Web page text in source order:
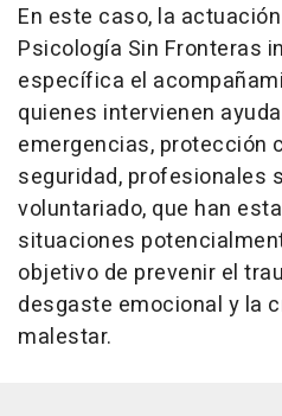
En este caso, la
Psicología Sin Fronteras
específica el
quienes intervienen
emergencias, protección
seguridad, profesionales
voluntariado, que han
situaciones
objetivo de prevenir el
desgaste emocional y la
malestar.